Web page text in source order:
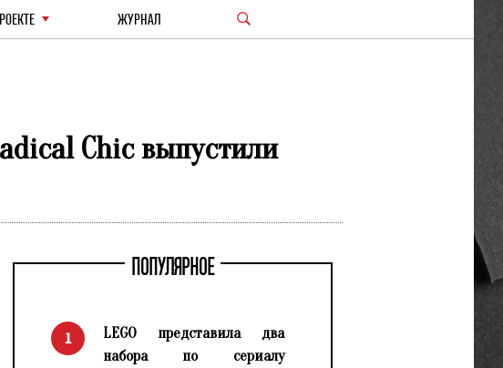
ЖУРНАЛ
Chic выпустили
ПОПУЛЯРНОЕ
1
LEGO представила два
набора по сериалу